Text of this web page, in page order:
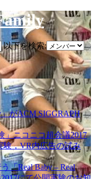
以下を検索:
」がACM SIGGRAPH
」ニコニコ超会議2017
験，VR内広告の試み
「Real Baby – Real